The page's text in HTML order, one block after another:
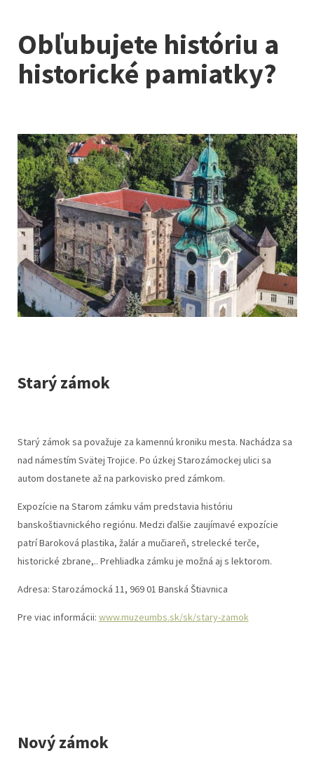
Obľubujete históriu a
historické pamiatky?
Starý zámok
Starý zámok sa považuje za kamennú kroniku mesta. Nachádza sa
nad námestím Svätej Trojice. Po úzkej Starozámockej ulici sa
autom dostanete až na parkovisko pred zámkom.
Expozície na Starom zámku vám predstavia históriu
banskoštiavnického regiónu. Medzi ďalšie zaujímavé expozície
patrí Baroková plastika, žalár a mučiareň, strelecké terče,
historické zbrane,.. Prehliadka zámku je možná aj s lektorom.
Adresa: Starozámocká 11, 969 01 Banská Štiavnica
Pre viac informácii: www.muzeumbs.sk/sk/stary-zamok
Nový zámok